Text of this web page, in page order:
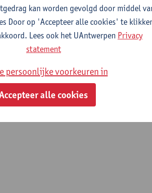
kan worden gevolgd door middel
Door op 'Accepteer alle cookies' te
Lees ook het UAntwerpen Privacy
statement
persoonlijke voorkeuren in
alle cookies